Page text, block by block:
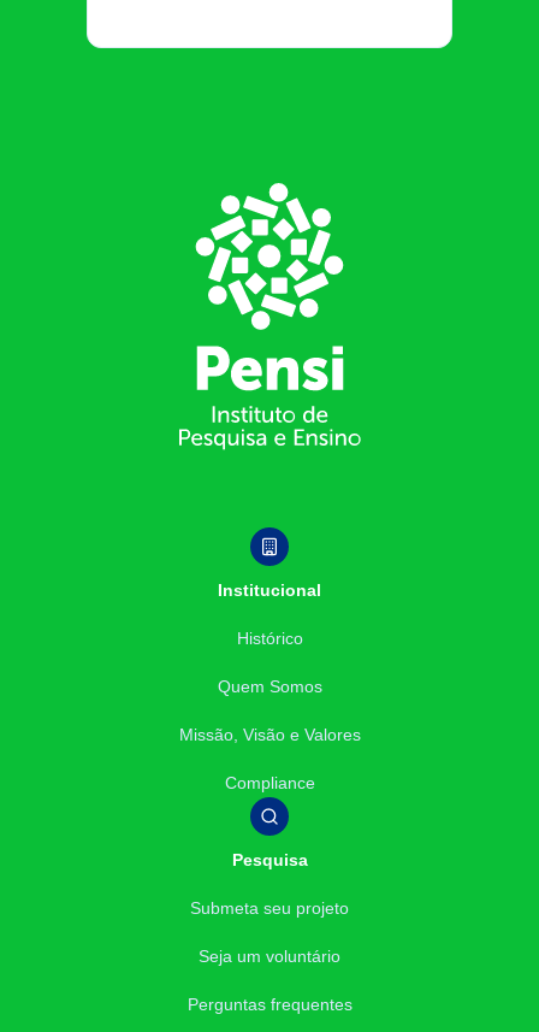
Institucional
Histórico
Quem Somos
Missão, Visão e Valores
Compliance
Pesquisa
Submeta seu projeto
Seja um voluntário
Perguntas frequentes